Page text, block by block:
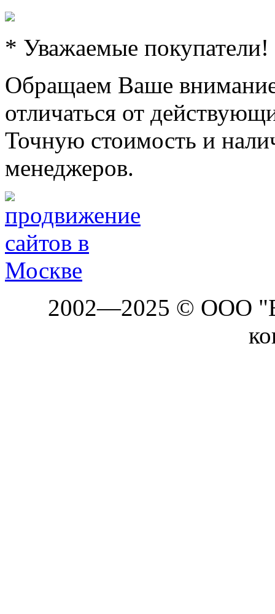
* Уважаемые покупатели!
Обращаем Ваше
отличаться от
Точную стоимость и
менеджеров.
2002—2025 © ООО